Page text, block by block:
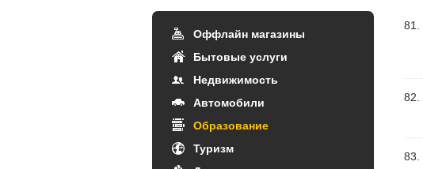
Оффлайн магазины
Бытовые услуги
Недвижимость
Автомобили
Образование
Туризм
81.
82.
83.